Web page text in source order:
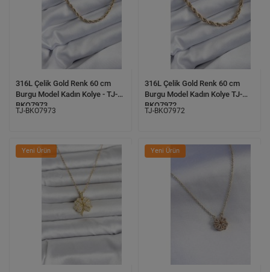
316L Çelik Gold Renk 60 cm
Burgu Model Kadın Kolye - TJ-
BKO7973
TJ-BKO7973
316L Çelik Gold Renk 60 cm
Burgu Model Kadın Kolye TJ-
BKO7972
TJ-BKO7972
Yeni Ürün Yeni Ürün